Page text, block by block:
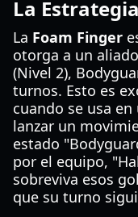
La
La Foam Finger
otorga a un
(Nivel 2),
turnos. Esto es
cuando se usa
lanzar un
estado
por el equipo,
sobreviva esos
que su turno